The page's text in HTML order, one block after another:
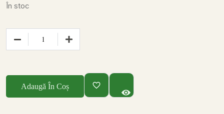
În stoc
Adaugă În Coș